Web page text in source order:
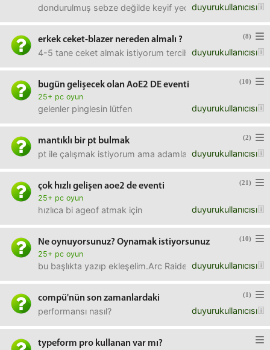
duyurukullanıcısı
dondurulmuş sebze değilde keyif yediğimiz, buraya bi
(8)
erkek ceket-blazer nereden almalı ?
duyurukullanıcısı
4-5 tane ceket almak istiyorum tercihen ince yün yazlık.
(10)
bugün gelişecek olan AoE2 DE eventi
25+ pc oyun
duyurukullanıcısı
gelenler pinglesin lütfen
(2)
mantıklı bir pt bulmak
duyurukullanıcısı
pt ile çalışmak istiyorum ama adamlara para vermemize
(21)
çok hızlı gelişen aoe2 de eventi
25+ pc oyun
duyurukullanıcısı
hızlıca bi ageof atmak için
(10)
Ne oynuyorsunuz? Oynamak istiyorsunuz
25+ pc oyun
duyurukullanıcısı
bu başlıkta yazıp ekleşelim.Arc RaidersHelldivers 2AoE2
(1)
compü'nün son zamanlardaki
duyurukullanıcısı
performansı nasıl?
typeform pro kullanan var mı?